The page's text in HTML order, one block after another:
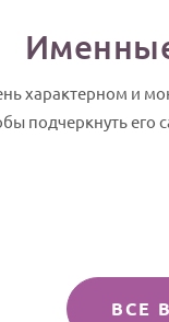
характерном и
подчеркнуть
ВСЕ